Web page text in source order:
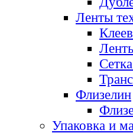
Ленты
Флизелин
Упаковка и